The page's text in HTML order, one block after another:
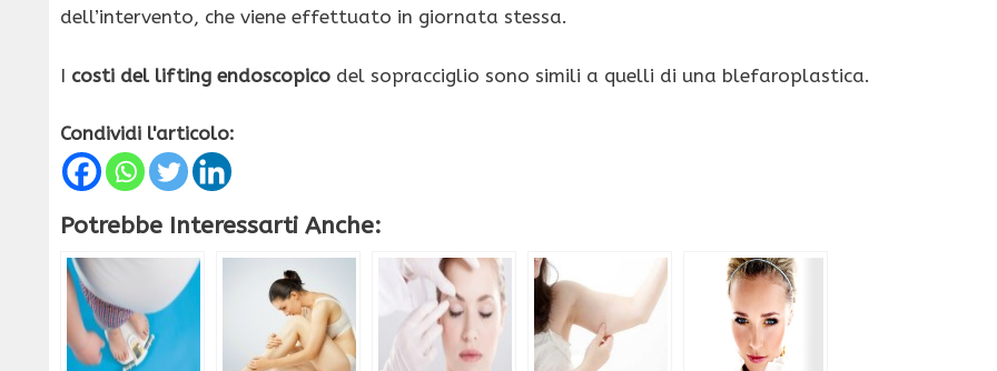
dell’intervento, che viene effettuato in giornata stessa.
I costi del lifting endoscopico del sopracciglio sono simili a quelli di una blefaroplastica.
Condividi l'articolo:
Potrebbe Interessarti Anche: